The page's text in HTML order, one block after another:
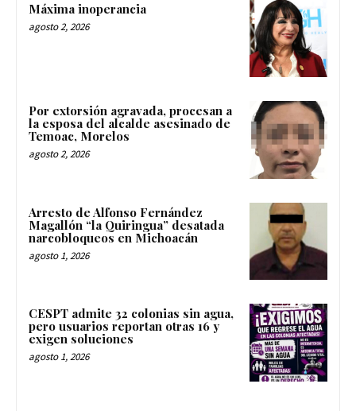
Máxima inoperancia
agosto 2, 2026
Por extorsión agravada, procesan a
la esposa del alcalde asesinado de
Temoac, Morelos
agosto 2, 2026
Arresto de Alfonso Fernández
Magallón “la Quiringua” desatada
narcobloqueos en Michoacán
agosto 1, 2026
CESPT admite 32 colonias sin agua,
pero usuarios reportan otras 16 y
exigen soluciones
agosto 1, 2026